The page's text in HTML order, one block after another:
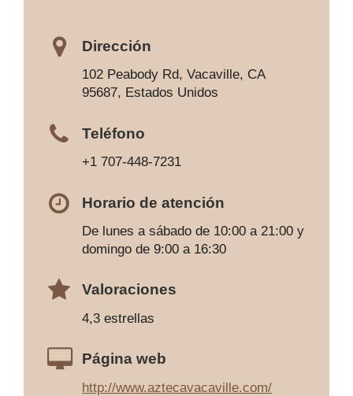
Dirección
102 Peabody Rd, Vacaville, CA
95687, Estados Unidos
Teléfono
+1 707-448-7231
Horario de atención
De lunes a sábado de 10:00 a 21:00 y
domingo de 9:00 a 16:30
Valoraciones
4,3 estrellas
Página web
http://www.aztecavacaville.com/